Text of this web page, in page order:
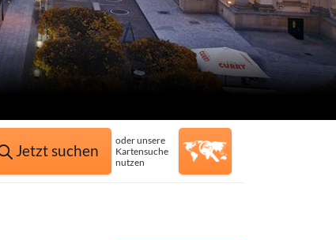
Jetzt suchen
oder unsere
Kartensuche
nutzen